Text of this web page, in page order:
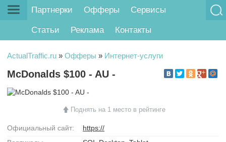
Партнерки Офферы Сервисы
Статьи Реклама Контакты
ActualTraffic.ru » Офферы » Интернет-услуги
McDonalds $100 - AU -
Поднять на 1 место в рейтинге
Официальный сайт:
https://